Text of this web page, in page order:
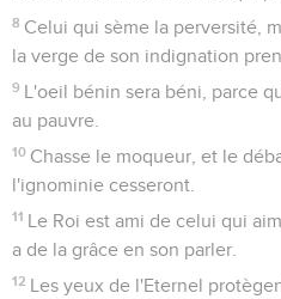
8 Celui qui sème la perversité,
la verge de son indignation
9 L'oeil bénin sera béni, parce
au pauvre.
10 Chasse le moqueur, et le
l'ignominie cesseront.
11 Le Roi est ami de celui qui
a de la grâce en son parler.
12 Les yeux de l'Eternel